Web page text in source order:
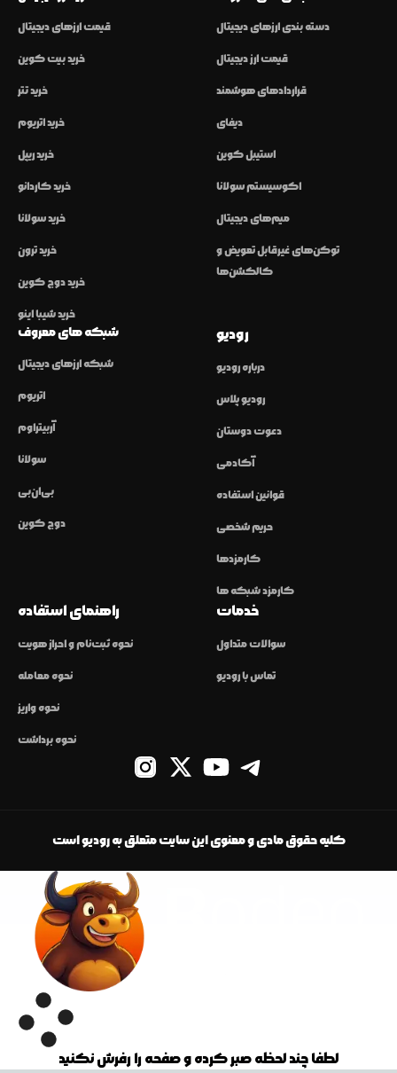
قیمت ارزهای دیجیتال
خرید بیت کوین
خرید تتر
خرید اتریوم
خرید ریپل
خرید کاردانو
خرید سولانا
خرید ترون
خرید دوج کوین
خرید شیبا اینو
دسته بندی ارزهای دیجیتال
قیمت ارز دیجیتال
قراردادهای هوشمند
دیفای
استیبل کوین
اکوسیستم سولانا
میم‌های دیجیتال
توکن‌های غیرقابل تعویض و
کالکشن‌ها
شبکه های معروف
شبکه ارزهای دیجیتال
اتریوم
آربیتراوم
سولانا
بی‌ان‌بی
دوج کوین
رودیو
درباره رودیو
رودیو پلاس
دعوت دوستان
آکادمی
قوانین استفاده
حریم شخصی
کارمزدها
کارمزد شبکه ها
راهنمای استفاده
نحوه ثبت‌نام و احراز هویت
نحوه معامله
نحوه واریز
نحوه برداشت
خدمات
سوالات متداول
تماس با رودیو
کلیه حقوق مادی و معنوی این سایت متعلق به رودیو است
لطفا چند لحظه صبر کرده و صفحه را رفرش نکنید